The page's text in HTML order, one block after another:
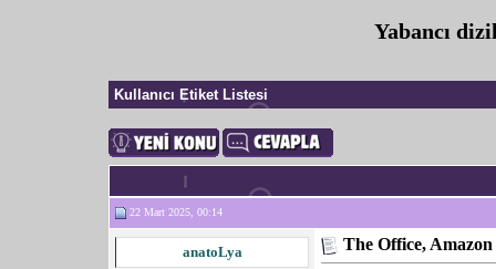
Yabancı
Kullanıcı Etiket Listesi
22 Mart 2025, 00:14
anatoLya The Office,